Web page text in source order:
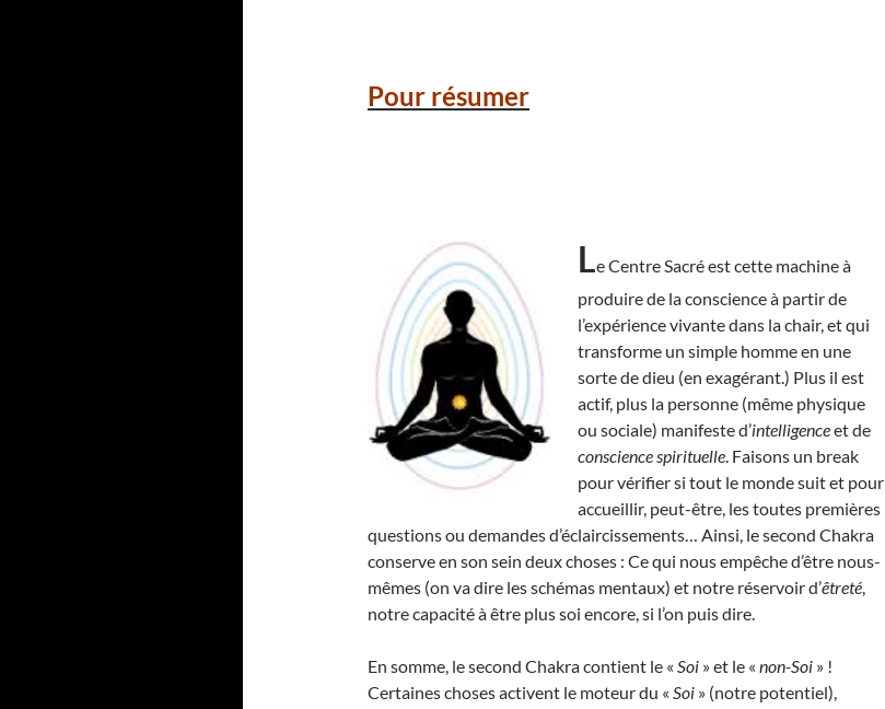
Pour résumer
Le Centre Sacré est cette machine à
produire de la conscience à partir de
l’expérience vivante dans la chair, et qui
transforme un simple homme en une
sorte de dieu (en exagérant.) Plus il est
actif, plus la personne (même physique
ou sociale) manifeste d’intelligenceet de
conscience spirituelle. Faisons un break
pour vérifier si tout le monde suit et pour
accueillir, peut-être, les toutes premières
questions ou demandes d’éclaircissements… Ainsi, le second Chakra
conserve en son sein deux choses : Ce qui nous empêche d’être nous-
mêmes (on va dire les schémas mentaux) et notre réservoir d’êtreté,
notre capacité à être plus soi encore, si l’on puis dire.
En somme, le second Chakra contient le « Soi » et le « non-Soi » !
Certaines choses activent le moteur du « Soi » (notre potentiel),